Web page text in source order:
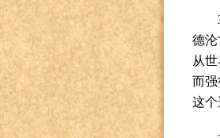
德
从
而
这个